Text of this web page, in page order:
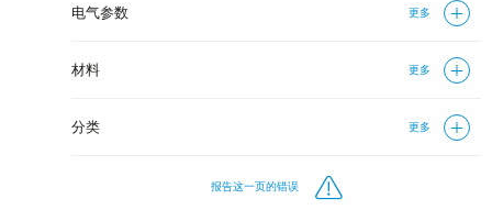
电气参数 更多
材料 更多
分类 更多
报告这一页的错误